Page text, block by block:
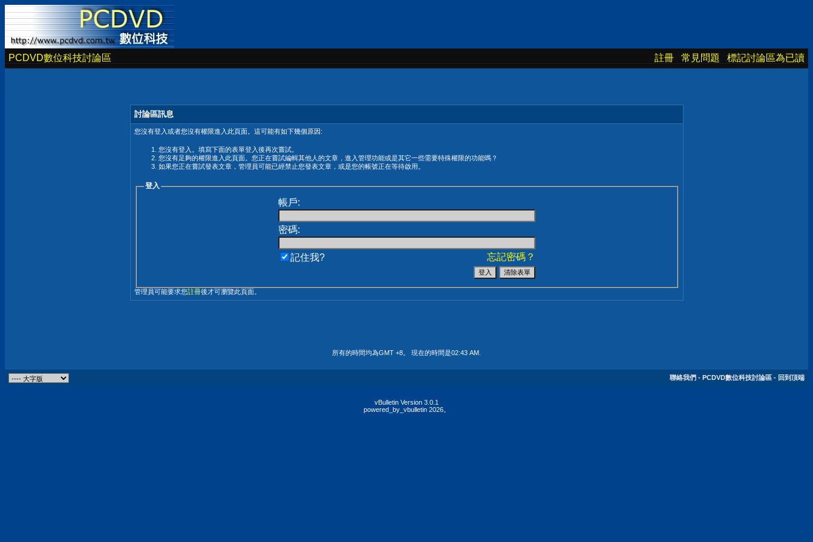
PCDVD數位科技討論區 註冊 常見問題 標記討論區為已讀
討論區訊息
您沒有登入或者您沒有權限進入此頁面。這可能有如下幾個原因:
您沒有登入。填寫下面的表單登入後再次嘗試。
您沒有足夠的權限進入此頁面。您正在嘗試編輯其他人的文章，進入管理功能或是其它一些需要特殊權限的功能嗎？
如果您正在嘗試發表文章，管理員可能已經禁止您發表文章，或是您的帳號正在等待啟用。
登入
帳戶:
密碼:
忘記密碼？
記住我?
管理員可能要求您註冊後才可瀏覽此頁面。
所有的時間均為GMT +8。 現在的時間是02:43 AM
聯絡我們 - PCDVD數位科技討論區 - 回到頂端
vBulletin Version 3.0.1
powered_by_vbulletin 2026。